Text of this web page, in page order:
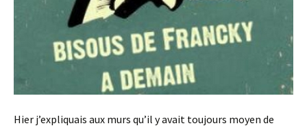
Hier j’expliquais aux murs qu’il y avait toujours moyen de